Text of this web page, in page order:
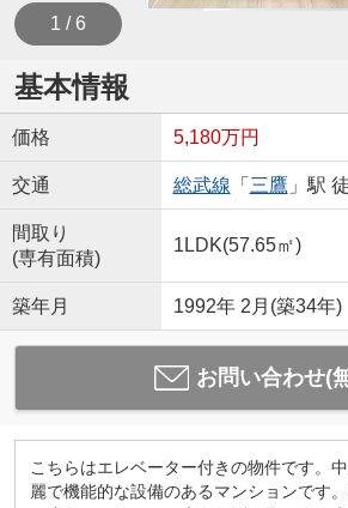
1 / 6
基本情報
価格 5,180万円
交通 総武線 「 三鷹 」駅
間取り
(専有面積)
1LDK(57.65㎡)
築年月 1992年 2月(築34年)
お問い合わせ(
こちらはエレベーター付きの物件です。
麗で機能的な設備のあるマンションです